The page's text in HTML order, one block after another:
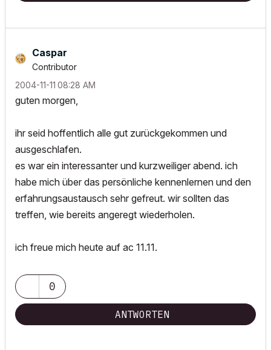
Caspar
Contributor
‎2004-11-11 08:28 AM
guten morgen,
ihr seid hoffentlich alle gut zurückgekommen und
ausgeschlafen.
es war ein interessanter und kurzweiliger abend. ich
habe mich über das persönliche kennenlernen und den
erfahrungsaustausch sehr gefreut. wir sollten das
treffen, wie bereits angeregt wiederholen.
ich freue mich heute auf ac 11.11.
0
ANTWORTEN